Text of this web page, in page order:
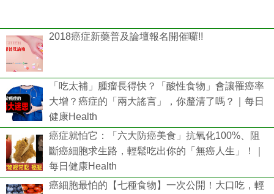
2018癌症新藥普及論壇報名開催囉!!
「吃太補」腫瘤長得快？「酸性食物」會讓罹癌率
大增？癌症的「兩大謠言」，你釐清了嗎？｜每日
健康Health
癌症就怕它：「六大防癌美食」抗氧化100%、阻
斷癌細胞求生路，輕鬆吃出你的「無癌人生」！｜
每日健康Health
癌細胞最怕的【七種食物】一次公開！大口吃，輕